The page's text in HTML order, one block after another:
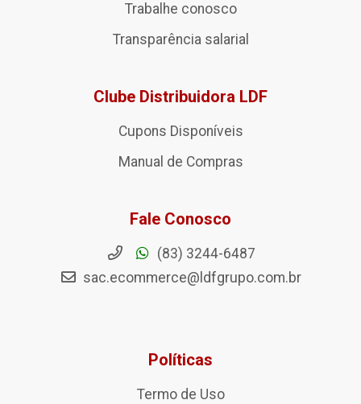
Trabalhe conosco
Transparência salarial
Clube Distribuidora LDF
Cupons Disponíveis
Manual de Compras
Fale Conosco
(83) 3244-6487
sac.ecommerce@ldfgrupo.com.br
Políticas
Termo de Uso